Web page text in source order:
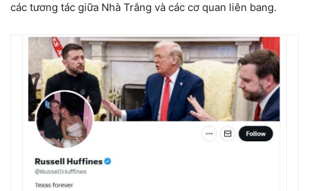
các tương tác giữa Nhà Trắng và các cơ quan liên bang.